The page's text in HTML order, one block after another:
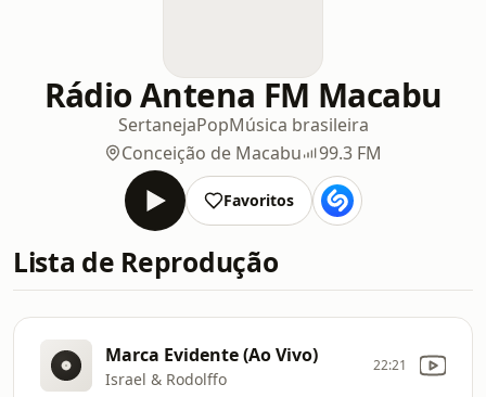
Rádio Antena FM Macabu
SertanejaPopMúsica brasileira
Conceição de Macabu
99.3 FM
Favoritos
Lista de Reprodução
Marca Evidente (Ao Vivo)
Israel & Rodolffo
22:21